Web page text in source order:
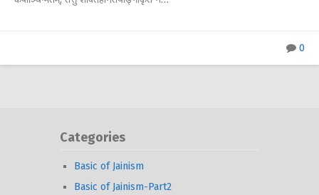
0
Categories
Basic of Jainism
Basic of Jainism-Part2